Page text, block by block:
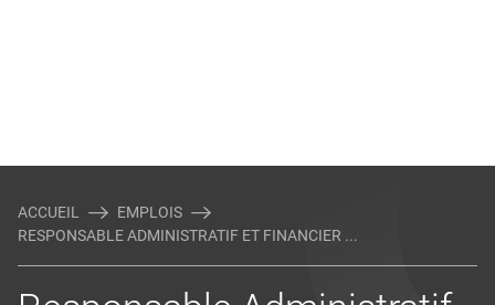
ACCUEIL
EMPLOIS
RESPONSABLE ADMINISTRATIF ET FINANCIER ...